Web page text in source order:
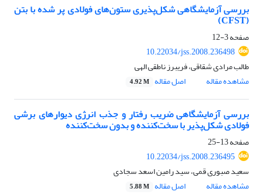
بررسی آزمایشگاهی شکل‌پذیری ستون‌های فولادی پر شده با بتن
(CFST)
صفحه3-12
10.22034/jss.2008.236498
طالب مرادی شقاقی، فریبرز ناطقی الهی
مشاهده مقاله
اصل مقاله 4.92 M
بررسی آزمایشگاهی ضریب رفتار و جذب انرژی دیوارهای برشی
فولادی شکل‌پذیر با سخت‌کننده و بدون سخت‌کننده
صفحه13-25
10.22034/jss.2008.236495
سعید صبوری قمی، سید رامین اسعد سجادی
مشاهده مقاله
اصل مقاله 5.88 M